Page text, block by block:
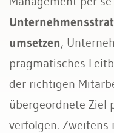
Bau & Immobilien
umsetzen,
pragmatisches
der richtigen
übergeordnete Ziel
verfolgen. Zweitens